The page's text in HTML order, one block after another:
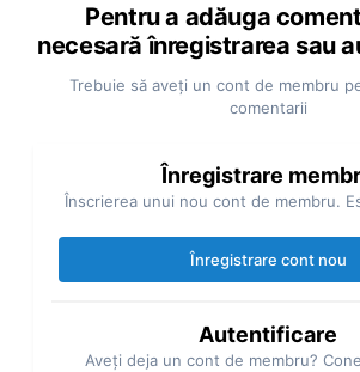
Pentru a adăuga
necesară înregistrarea sau
Trebuie să aveţi un cont de membru
comentarii
Înregistrare
Înscrierea unui nou cont de membru.
Înregistrare cont nou
Autentificare
Aveţi deja un cont de membru?